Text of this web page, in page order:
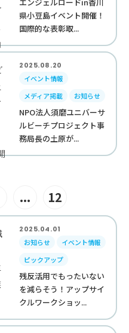
県小豆島イベント開催！
国際的な表彰取...
2025.08.20
イベント情報
メディア掲載
お知らせ
NPO法人須磨ユニバーサ
ルビーチプロジェクト事
務局長の土原が...
... 12
2025.04.01
お知らせ
イベント情報
ピックアップ
残反活用でもったいない
を減らそう！アップサイ
クルワークショッ...